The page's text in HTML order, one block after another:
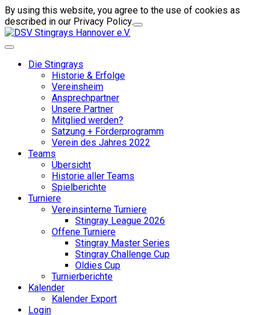
By using this website, you agree to the use of cookies as
described in our Privacy Policy.
Die Stingrays
Historie & Erfolge
Vereinsheim
Ansprechpartner
Unsere Partner
Mitglied werden?
Satzung + Förderprogramm
Verein des Jahres 2022
Teams
Übersicht
Historie aller Teams
Spielberichte
Turniere
Vereinsinterne Turniere
Stingray League 2026
Offene Turniere
Stingray Master Series
Stingray Challenge Cup
Oldies Cup
Turnierberichte
Kalender
Kalender Export
Login